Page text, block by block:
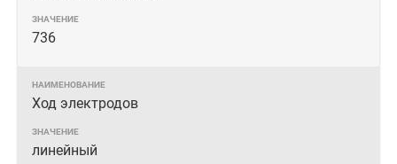
736
Ход электродов
линейный